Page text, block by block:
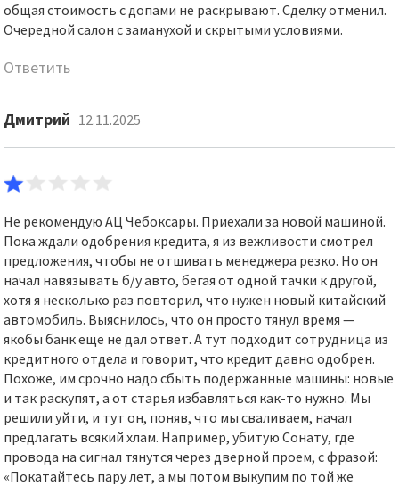
общая стоимость с допами не раскрывают. Сделку отменил.
Очередной салон с заманухой и скрытыми условиями.
Ответить
Дмитрий 12.11.2025
Не рекомендую АЦ Чебоксары. Приехали за новой машиной.
Пока ждали одобрения кредита, я из вежливости смотрел
предложения, чтобы не отшивать менеджера резко. Но он
начал навязывать б/у авто, бегая от одной тачки к другой,
хотя я несколько раз повторил, что нужен новый китайский
автомобиль. Выяснилось, что он просто тянул время —
якобы банк еще не дал ответ. А тут подходит сотрудница из
кредитного отдела и говорит, что кредит давно одобрен.
Похоже, им срочно надо сбыть подержанные машины: новые
и так раскупят, а от старья избавляться как-то нужно. Мы
решили уйти, и тут он, поняв, что мы сваливаем, начал
предлагать всякий хлам. Например, убитую Сонату, где
провода на сигнал тянутся через дверной проем, с фразой:
«Покатайтесь пару лет, а мы потом выкупим по той же